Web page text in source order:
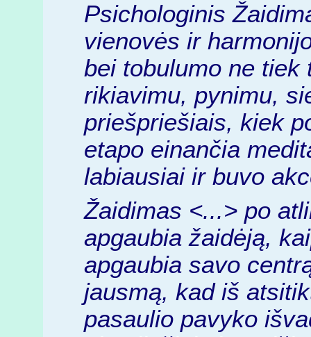
Psichologinis
vienovės ir
bei tobulumo ne tiek
rikiavimu, pynimu,
priešpriešiais, kiek
etapo einančia
labiausiai ir buvo
Žaidimas <...> po
apgaubia žaidėją,
apgaubia savo
jausmą, kad iš
pasaulio pavyko